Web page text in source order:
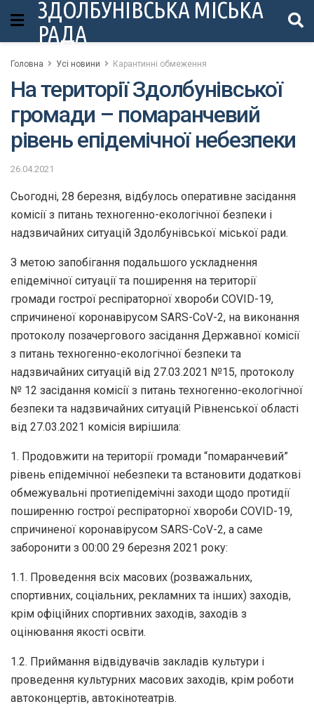
ЗДОЛБУНІВСЬКА МІСЬКА
РАДА
Головна Усі новини Карантинні обмеження
На території Здолбунівської
громади – помаранчевий
рівень епідемічної небезпеки
26.04.2021
Сьогодні, 28 березня, відбулось оперативне засідання
комісії з питань техногенно-екологічної безпеки і
надзвичайних ситуацій Здолбунівської міської ради.
З метою запобігання подальшого ускладнення
епідемічної ситуації та поширення на території
громади гострої респіраторної хвороби COVID-19,
спричиненої коронавірусом SARS-CoV-2, на виконання
протоколу позачергового засідання Державної комісії
з питань техногенно-екологічної безпеки та
надзвичайних ситуацій від 27.03.2021 №15, протоколу
№ 12 засідання комісії з питань техногенно-екологічної
безпеки та надзвичайних ситуацій Рівненської області
від 27.03.2021 комісія вирішила:
1. Продовжити на території громади “помаранчевий”
рівень епідемічної небезпеки та встановити додаткові
обмежувальні протиепідемічні заходи щодо протидії
поширенню гострої респіраторної хвороби COVID-19,
спричиненої коронавірусом SARS-CoV-2, а саме
заборонити з 00:00 29 березня 2021 року:
1.1. Проведення всіх масових (розважальних,
спортивних, соціальних, рекламних та інших) заходів,
крім офіційних спортивних заходів, заходів з
оцінювання якості освіти.
1.2. Приймання відвідувачів закладів культури і
проведення культурних масових заходів, крім роботи
автоконцертів, автокінотеатрів.